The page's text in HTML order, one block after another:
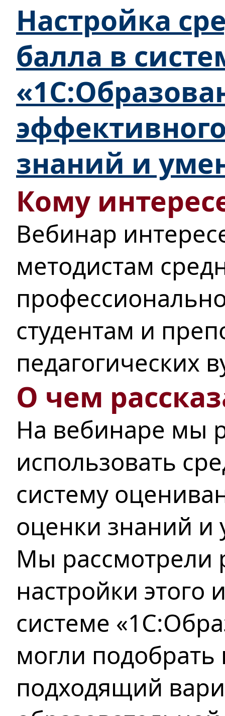
Настройка
балла в
знаний и
Кому
Вебинар
методистам
студентам и
педагогических
О чем
На вебинаре мы
использовать
систему
оценки знаний и
Мы рассмотрели
настройки этого
системе
могли
подходящий